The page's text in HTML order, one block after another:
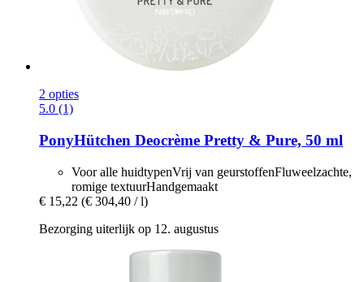
2 opties
5.0 (1)
PonyHütchen Deocrème Pretty & Pure, 50 ml
Voor alle huidtypenVrij van geurstoffenFluweelzachte,
romige textuurHandgemaakt
€ 15,22 (€ 304,40 / l)
Bezorging uiterlijk op 12. augustus